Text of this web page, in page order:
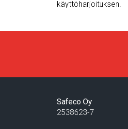
käyttöharjoituksen.
Safeco Oy
2538623-7